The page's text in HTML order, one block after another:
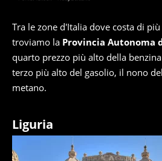
Tra le zone d'Italia dove costa di
troviamo la Provincia Autonoma
quarto prezzo più alto della
terzo più alto del gasolio, il nono
metano.
Liguria